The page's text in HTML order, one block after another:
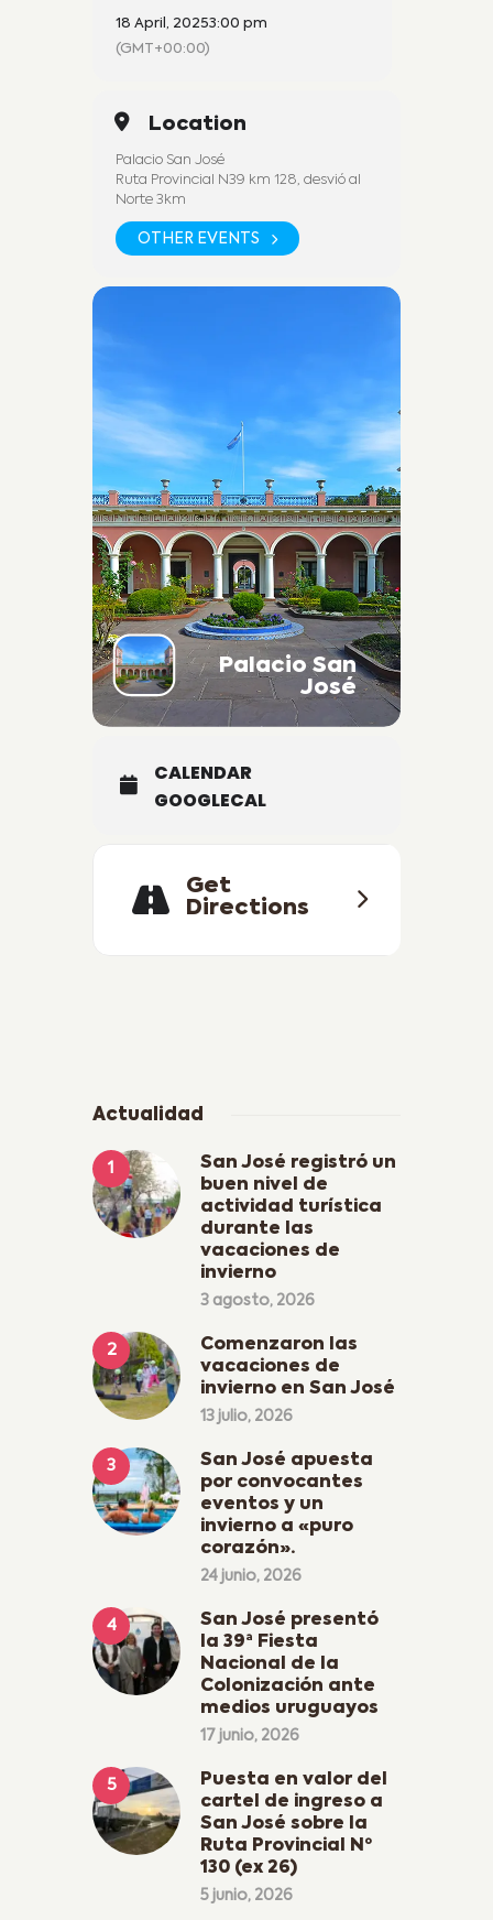
18 April, 20253:00 pm
(GMT+00:00)
Location
Palacio San José
Ruta Provincial N39 km 128, desvió al
Norte 3km
OTHER EVENTS
Palacio San
José
CALENDAR
GOOGLECAL
Get
Directions
Actualidad
San José registró un
buen nivel de
actividad turística
durante las
vacaciones de
invierno
3 agosto, 2026
Comenzaron las
vacaciones de
invierno en San José
13 julio, 2026
San José apuesta
por convocantes
eventos y un
invierno a «puro
corazón».
24 junio, 2026
San José presentó
la 39ª Fiesta
Nacional de la
Colonización ante
medios uruguayos
17 junio, 2026
Puesta en valor del
cartel de ingreso a
San José sobre la
Ruta Provincial Nº
130 (ex 26)
5 junio, 2026